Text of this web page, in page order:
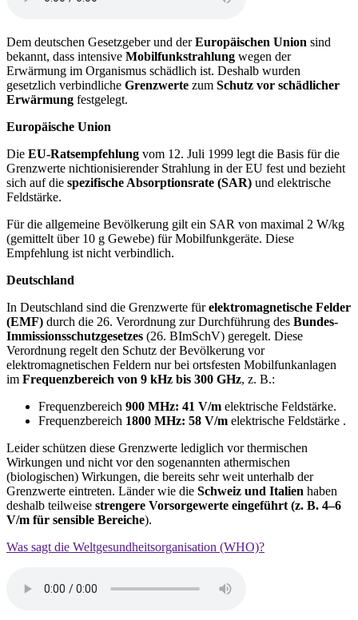
Dem deutschen Gesetzgeber und derEuropäischen Union sind
bekannt, dass intensive Mobilfunkstrahlung wegen der
Erwärmung im Organismus schädlich ist. Deshalb wurden
gesetzlich verbindliche Grenzwerte zum Schutz vor schädlicher
Erwärmung festgelegt.
Europäische Union
Die EU-Ratsempfehlung vom 12. Juli 1999 legt die Basis für die
Grenzwerte nichtionisierender Strahlung in der EU fest und bezieht
sich auf die spezifische Absorptionsrate (SAR) und elektrische
Feldstärke.
Für die allgemeine Bevölkerung gilt ein SAR von maximal 2 W/kg
(gemittelt über 10 g Gewebe) für Mobilfunkgeräte. Diese
Empfehlung ist nicht verbindlich.
Deutschland
In Deutschland sind die Grenzwerte fürelektromagnetische Felder
(EMF) durch die 26. Verordnung zur Durchführung des Bundes-
Immissionsschutzgesetzes (26. BImSchV) geregelt. Diese
Verordnung regelt den Schutz der Bevölkerung vor
elektromagnetischen Feldern nur bei ortsfesten Mobilfunkanlagen
im Frequenzbereich von 9 kHz bis 300 GHz, z. B.:
Frequenzbereich 900 MHz: 41 V/m elektrische Feldstärke.
Frequenzbereich 1800 MHz: 58 V/m elektrische Feldstärke .
Leider schützen diese Grenzwerte lediglich vor thermischen
Wirkungen und nicht vor den sogenannten athermischen
(biologischen) Wirkungen, die bereits sehr weit unterhalb der
Grenzwerte eintreten. Länder wie die Schweiz und Italien haben
deshalb teilweise strengere Vorsorgewerte eingeführt (z. B. 4–6
V/m für sensible Bereiche).
Was sagt die Weltgesundheitsorganisation (WHO)?